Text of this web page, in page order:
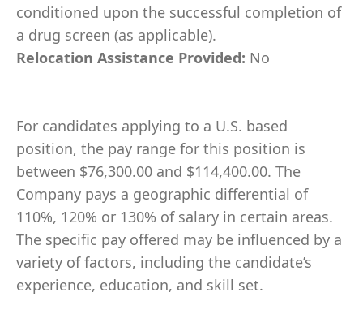
conditioned upon the successful completion of
a drug screen (as applicable).
Relocation Assistance Provided: No
For candidates applying to a U.S. based
position, the pay range for this position is
between $76,300.00 and $114,400.00. The
Company pays a geographic differential of
110%, 120% or 130% of salary in certain areas.
The specific pay offered may be influenced by a
variety of factors, including the candidate’s
experience, education, and skill set.